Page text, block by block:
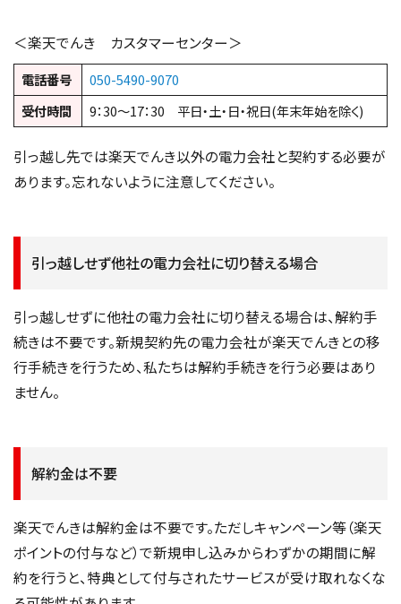
＜楽天でんき カスタマーセンター＞
電話番号
050-5490-9070
受付時間
9：30～17：30 平日・土・日・祝日(年末年始を除く)
引っ越し先では楽天でんき以外の電力会社と契約する必要が
あります。忘れないように注意してください。
引っ越しせず他社の電力会社に切り替える場合
引っ越しせずに他社の電力会社に切り替える場合は、解約手
続きは不要です。新規契約先の電力会社が楽天でんきとの移
行手続きを行うため、私たちは解約手続きを行う必要はあり
ません。
解約金は不要
楽天でんきは解約金は不要です。ただしキャンペーン等（楽天
ポイントの付与など）で新規申し込みからわずかの期間に解
約を行うと、特典として付与されたサービスが受け取れなくな